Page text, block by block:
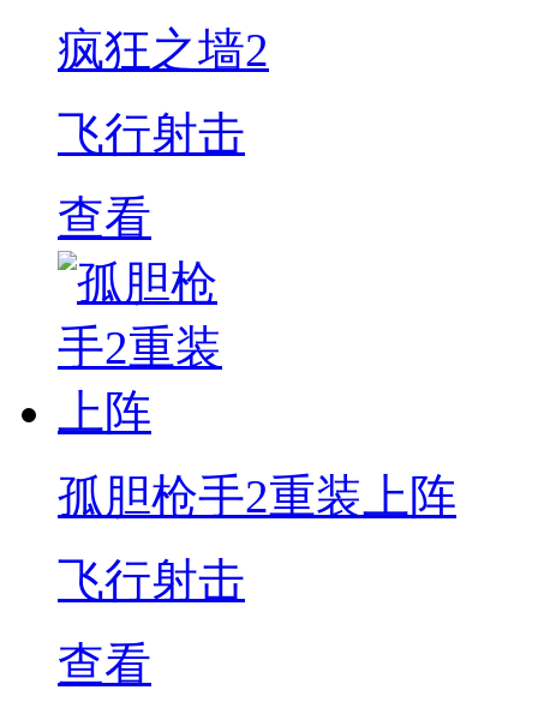
疯狂之墙2
飞行射击
查看
孤胆枪手2重装上阵
飞行射击
查看